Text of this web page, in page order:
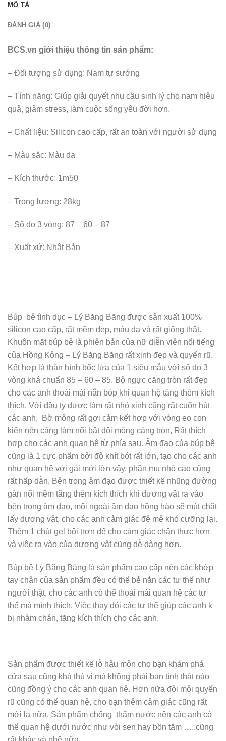
MÔ TẢ
ĐÁNH GIÁ (0)
BCS.vn giới thiệu thông tin sản phẩm:
– Đối tượng sử dụng: Nam tự sướng
– Tính năng: Giúp giải quyết nhu cầu sinh lý cho nam hiệu
quả, giảm stress, làm cuộc sống yêu đời hơn.
– Chất liệu: Silicon cao cấp, rất an toàn với người sử dụng
– Màu sắc: Màu da
– Kích thước: 1m50
– Trọng lượng: 28kg
– Số đo 3 vòng: 87 – 60 – 87
– Xuất xứ: Nhật Bản
Búp bê tình dục – Lý Băng Băng được sản xuất 100%
silicon cao cấp, rất mềm đẹp, màu da và rất giống thật.
Khuôn mặt búp bê là phiên bản của nữ diễn viên nổi tiếng
của Hồng Kông – Lý Băng Băng rất xinh đẹp và quyến rũ.
Kết hợp là thân hình bốc lửa của 1 siêu mẫu với số đo 3
vòng khá chuẩn 85 – 60 – 85. Bộ ngực căng tròn rất đẹp
cho các anh thoải mái nắn bóp khi quan hệ tăng thêm kích
thích. Với đầu ty được làm rất nhỏ xinh cũng rất cuốn hút
các anh, Bờ mông rất gợi cảm kết hợp với vòng eo con
kiến nên càng làm nổi bật đôi mông căng tròn, Rất thích
hợp cho các anh quan hệ từ phía sau. Âm đạo của búp bê
cũng là 1 cực phẩm bởi độ khít bót rất lớn, tạo cho các anh
như quan hệ với gái mới lớn vậy, phần mu nhô cao cũng
rất hấp dẫn, Bên trong âm đạo được thiết kế nhũng đường
gân nổi mềm tăng thêm kích thích khi dương vật ra vào
bên trong âm đạo, môi ngoài âm đạo hồng hào sẽ mút chặt
lấy dương vật, cho các anh cảm giác đê mê khó cưỡng lại.
Thêm 1 chút gel bôi trơn để cho cảm giác chân thực hơn
và việc ra vào của dương vật cũng dễ dàng hơn.
Búp bê Lý Băng Băng là sản phẩm cao cấp nên các khớp
tay chân của sản phẩm đều có thể bẻ nắn các tư thế như
người thật, cho các anh có thể thoải mái quan hệ các tư
thế mà mình thích. Việc thay đỏi các tư thế giúp các anh k
bị nhàm chán, tăng kích thích cho các anh.
Sản phẩm được thiết kế lỗ hậu môn cho bạn khám phá
cửa sau cũng khá thú vị mà không phải bạn tình thật nào
cũng đồng ý cho các anh quan hệ. Hơn nữa đôi môi quyến
rũ cũng có thể quan hệ, cho bạn thêm cảm giác cũng rất
mới lạ nữa. Sản phẩm chống thấm nước nên các anh có
thể quan hệ dưới nước như vòi sen hay bồn tắm …..cũng